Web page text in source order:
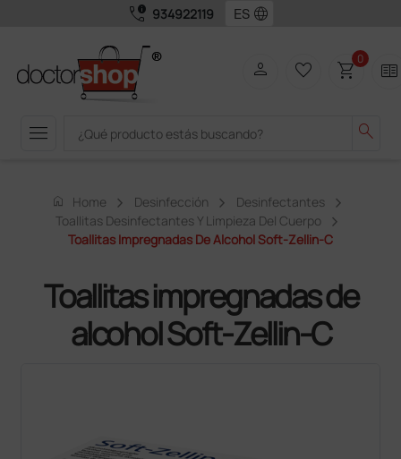
call_quality 934922119 language
menu search
person favorite_border shopping_cart0 two_pager
home Home Desinfección
Desinfectantes
Toallitas Desinfectantes Y Limpieza Del Cuerpo
Toallitas Impregnadas De Alcohol Soft-Zellin-C
Toallitas impregnadas de
alcohol Soft-Zellin-C